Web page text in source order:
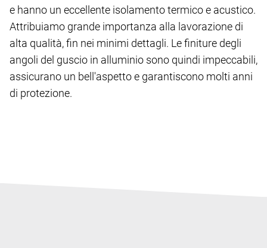
e hanno un eccellente isolamento termico e acustico.
Attribuiamo grande importanza alla lavorazione di
alta qualità, fin nei minimi dettagli. Le finiture degli
angoli del guscio in alluminio sono quindi impeccabili,
assicurano un bell'aspetto e garantiscono molti anni
di protezione.